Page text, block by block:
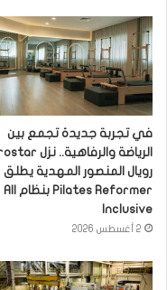
في تجربة جديدة تجمع بين
رويال المنصور المهدية يطلق
Pilates Reformer بنظام All
Inclusive
2 أغسطس 2026